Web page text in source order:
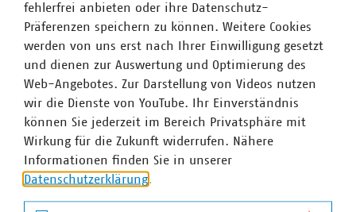
gestrichen hat. Aber auch in ihrer entschärften Form
behindert die nun beschlossene Abstandsregelung den
notwendigen Ausbau der Windkraft in Nordrhein-
Westfalen. Bereits heute fehlen vielerorts Flächen für den
Zubau neuer Windräder.
Pauschale Abstandsregelungen führen dazu, dass
geeignete Flächen weiter verkleinert werden. Zudem
erschweren Abstandsregelungen die Modernisierung
bestehender Windenergie-Standorte (Repowering). Daher
fehlerfrei anbieten oder ihre Datenschutz-
Präferenzen speichern zu können. Weitere Cookies
werden von uns erst nach Ihrer Einwilligung gesetzt
und dienen zur Auswertung und Optimierung des
Web-Angebotes. Zur Darstellung von Videos nutzen
wir die Dienste von YouTube. Ihr Einverständnis
können Sie jederzeit im Bereich Privatsphäre mit
Wirkung für die Zukunft widerrufen. Nähere
Informationen finden Sie in unserer
Datenschutzerklärung.